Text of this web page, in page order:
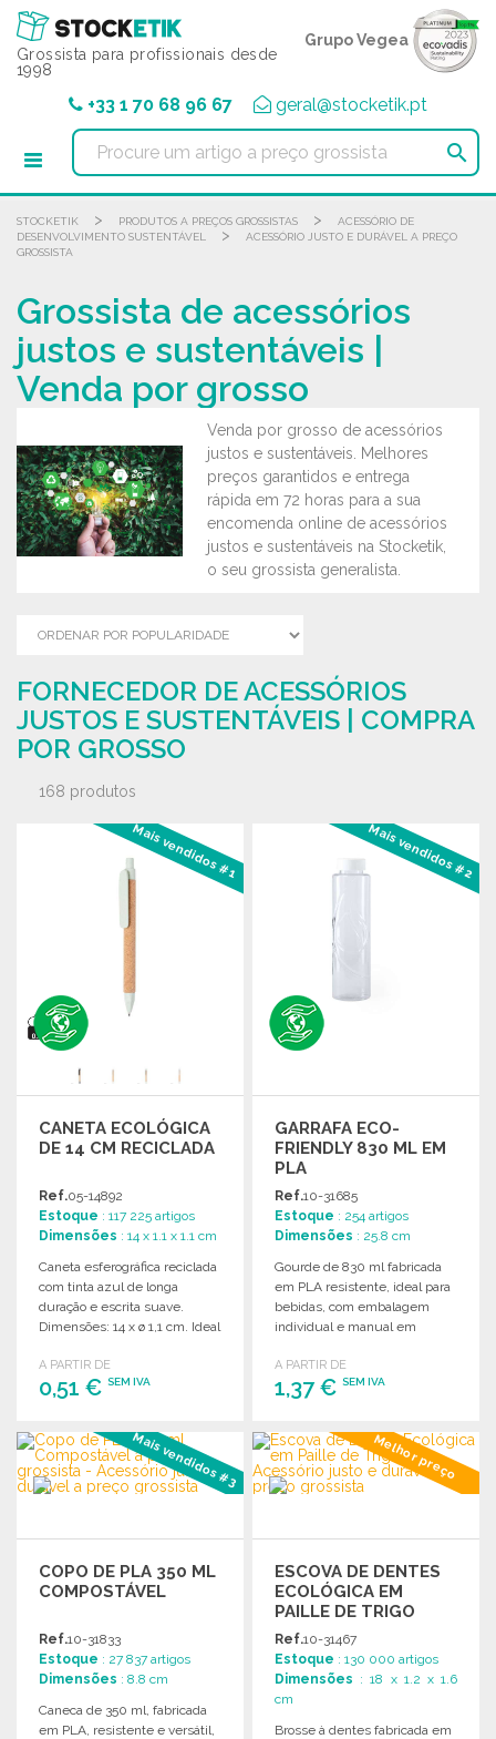
Grossista para profissionais desde
1998
Grupo Vegea
+33 1 70 68 96 67 geral@stocketik.pt

STOCKETIK > PRODUTOS A PREÇOS GROSSISTAS >
ACESSÓRIO DE
DESENVOLVIMENTO SUSTENTÁVEL
>
ACESSÓRIO JUSTO E DURÁVEL A PREÇO
GROSSISTA
Grossista de acessórios
justos e sustentáveis |
Venda por grosso
Venda por grosso de acessórios
justos e sustentáveis. Melhores
preços garantidos e entrega
rápida em 72 horas para a sua
encomenda online de acessórios
justos e sustentáveis na Stocketik,
o seu grossista generalista.
FORNECEDOR DE ACESSÓRIOS
JUSTOS E SUSTENTÁVEIS | COMPRA
POR GROSSO
168 produtos
Mais vendidos #1
CANETA ECOLÓGICA
DE 14 CM RECICLADA
Ref.05-14892
Estoque : 117 225 artigos
Dimensões : 14 x 1.1 x 1.1 cm
Caneta esferográfica reciclada
com tinta azul de longa
duração e escrita suave.
Dimensões: 14 x ø 1,1 cm. Ideal
A PARTIR DE
0,51 € SEM IVA
ENCOMENDAR
Solicitar um orçamento
Mais vendidos #2
GARRAFA ECO-
FRIENDLY 830 ML EM
PLA
Ref.10-31685
Estoque : 254 artigos
Dimensões : 25.8 cm
Gourde de 830 ml fabricada
em PLA resistente, ideal para
bebidas, com embalagem
individual e manual em
A PARTIR DE
1,37 €SEM IVA
ENCOMENDAR
Solicitar um orçamento
Mais vendidos #3
COPO DE PLA 350 ML
COMPOSTÁVEL
Ref.10-31833
Estoque : 27 837 artigos
Dimensões : 8.8 cm
Caneca de 350 ml, fabricada
em PLA, resistente e versátil,
Melhor preço
ESCOVA DE DENTES
ECOLÓGICA EM
PAILLE DE TRIGO
Ref.10-31467
Estoque : 130 000 artigos
Dimensões : 18 x 1.2 x 1.6
cm
Brosse à dentes fabricada em
Painel de Gerenciamento de Cookies